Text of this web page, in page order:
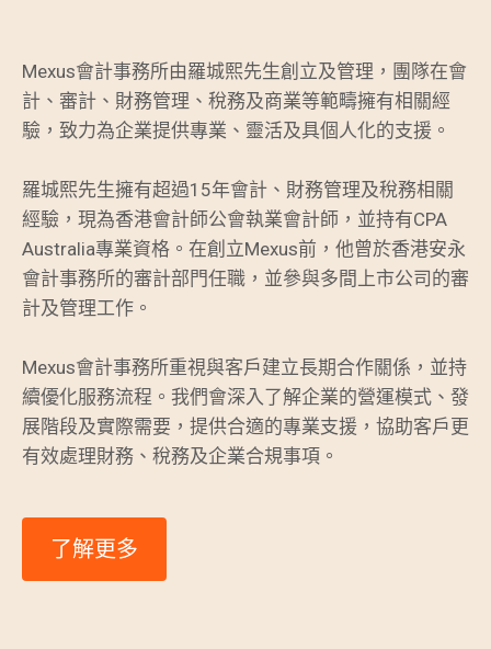
Mexus會計事務所由羅城熙先生創立及管理，團隊在會
計、審計、財務管理、稅務及商業等範疇擁有相關經
驗，致力為企業提供專業、靈活及具個人化的支援。
羅城熙先生擁有超過15年會計、財務管理及稅務相關
經驗，現為香港會計師公會執業會計師，並持有CPA
Australia專業資格。在創立Mexus前，他曾於香港安永
會計事務所的審計部門任職，並參與多間上市公司的審
計及管理工作。
Mexus會計事務所重視與客戶建立長期合作關係，並持
續優化服務流程。我們會深入了解企業的營運模式、發
展階段及實際需要，提供合適的專業支援，協助客戶更
有效處理財務、稅務及企業合規事項。
了解更多